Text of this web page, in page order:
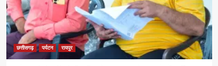
मंत्री
गजेंद्र
यादव
ने
की
छत्तीसगढ़ पर्यटन रायपुर